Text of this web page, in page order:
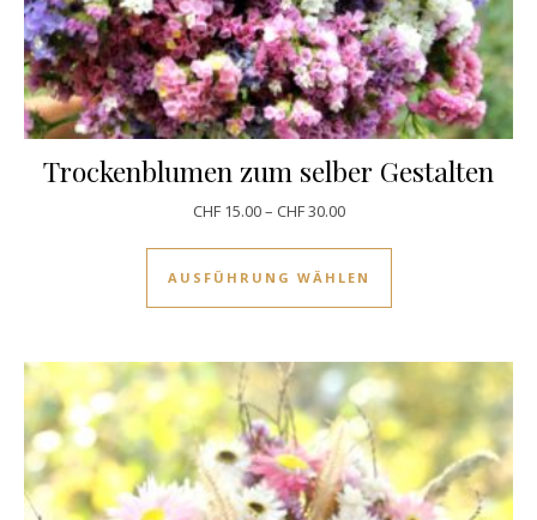
Trockenblumen zum selber Gestalten
CHF15.00– CHF30.00
AUSFÜHRUNG WÄHLEN
Dieses Produkt